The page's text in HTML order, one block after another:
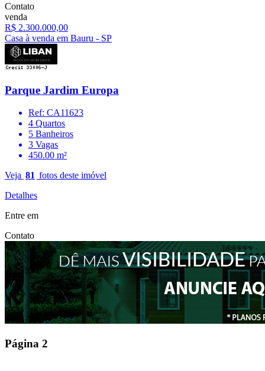
Contato
venda
R$ 2.300.000,00
Casa à venda em Bauru - SP
Parque Jardim Europa
Ref: CA11623
4 Quartos
5 Banheiros
3 Vagas
450.00 m²
Veja 81 fotos deste imóvel
Detalhes
Entre em
Contato
Página 2